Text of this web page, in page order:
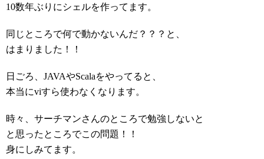
10数年ぶりにシェルを作ってます。
同じところで何で動かないんだ？？？と、
はまりました！！
日ごろ、JAVAやScalaをやってると、
本当にviすら使わなくなります。
時々、サーチマンさんのところで勉強しないと
と思ったところでこの問題！！
身にしみてます。